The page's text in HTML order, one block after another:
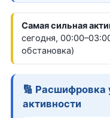
Самая сильная
сегодня,
обстановка)
🔢 Расшифровка
активности